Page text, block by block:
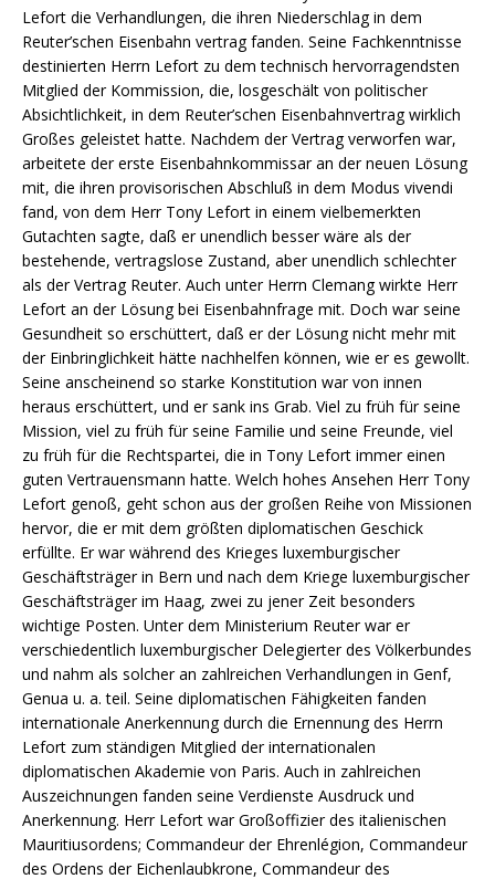
Lefort die Verhandlungen, die ihren Niederschlag in dem
Reuter’schen Eisenbahn vertrag fanden. Seine Fachkenntnisse
destinierten Herrn Lefort zu dem technisch hervorragendsten
Mitglied der Kommission, die, losgeschält von politischer
Absichtlichkeit, in dem Reuter’schen Eisenbahnvertrag wirklich
Großes geleistet hatte. Nachdem der Vertrag verworfen war,
arbeitete der erste Eisenbahnkommissar an der neuen Lösung
mit, die ihren provisorischen Abschluß in dem Modus vivendi
fand, von dem Herr Tony Lefort in einem vielbemerkten
Gutachten sagte, daß er unendlich besser wäre als der
bestehende, vertragslose Zustand, aber unendlich schlechter
als der Vertrag Reuter. Auch unter Herrn Clemang wirkte Herr
Lefort an der Lösung bei Eisenbahnfrage mit. Doch war seine
Gesundheit so erschüttert, daß er der Lösung nicht mehr mit
der Einbringlichkeit hätte nachhelfen können, wie er es gewollt.
Seine anscheinend so starke Konstitution war von innen
heraus erschüttert, und er sank ins Grab. Viel zu früh für seine
Mission, viel zu früh für seine Familie und seine Freunde, viel
zu früh für die Rechtspartei, die in Tony Lefort immer einen
guten Vertrauensmann hatte. Welch hohes Ansehen Herr Tony
Lefort genoß, geht schon aus der großen Reihe von Missionen
hervor, die er mit dem größten diplomatischen Geschick
erfüllte. Er war während des Krieges luxemburgischer
Geschäftsträger in Bern und nach dem Kriege luxemburgischer
Geschäftsträger im Haag, zwei zu jener Zeit besonders
wichtige Posten. Unter dem Ministerium Reuter war er
verschiedentlich luxemburgischer Delegierter des Völkerbundes
und nahm als solcher an zahlreichen Verhandlungen in Genf,
Genua u. a. teil. Seine diplomatischen Fähigkeiten fanden
internationale Anerkennung durch die Ernennung des Herrn
Lefort zum ständigen Mitglied der internationalen
diplomatischen Akademie von Paris. Auch in zahlreichen
Auszeichnungen fanden seine Verdienste Ausdruck und
Anerkennung. Herr Lefort war Großoffizier des italienischen
Mauritiusordens; Commandeur der Ehrenlégion, Commandeur
des Ordens der Eichenlaubkrone, Commandeur des